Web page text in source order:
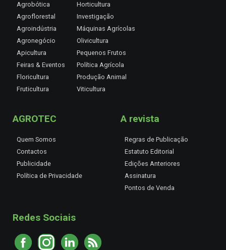
Agrobótica
Agroflorestal
Agroindústria
Agronegócio
Apicultura
Feiras & Eventos
Floricultura
Fruticultura
Horticultura
Investigação
Máquinas Agrícolas
Olivicultura
Pequenos Frutos
Política Agrícola
Produção Animal
Viticultura
AGROTEC
Quem Somos
Contactos
Publicidade
Política de Privacidade
A revista
Regras de Publicação
Estatuto Editorial
Edições Anteriores
Assinatura
Pontos de Venda
Redes Sociais